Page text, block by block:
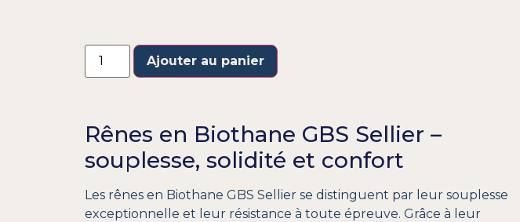
Ajouter au panier
Rênes en Biothane GBS Sellier –
souplesse, solidité et confort
Les rênes en Biothane GBS Sellier se distinguent par leur souplesse
exceptionnelle et leur résistance à toute épreuve. Grâce à leur